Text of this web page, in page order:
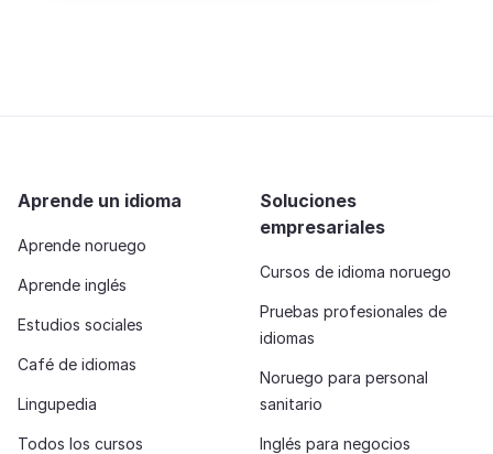
Aprende un idioma
Aprende noruego
Aprende inglés
Estudios sociales
Café de idiomas
Lingupedia
Todos los cursos
Soluciones
empresariales
Cursos de idioma noruego
Pruebas profesionales de
idiomas
Noruego para personal
sanitario
Inglés para negocios